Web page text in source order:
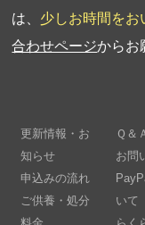
は、 少しお時間をお
合わせページからお
更新情報・お
知らせ
申込みの流れ
ご供養・処分
Ｑ＆
お問
いて